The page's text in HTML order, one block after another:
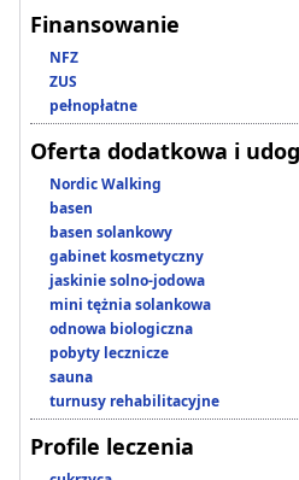
Finansowanie
NFZ
ZUS
pełnopłatne
Oferta dodatkowa i
Nordic Walking
basen
basen solankowy
gabinet kosmetyczny
jaskinie solno-jodowa
mini tężnia solankowa
odnowa biologiczna
pobyty lecznicze
sauna
turnusy rehabilitacyjne
Profile leczenia